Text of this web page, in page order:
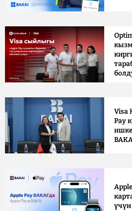
Visa
Pay